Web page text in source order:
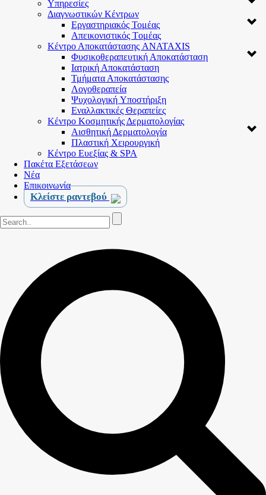
Υπηρεσίες
Διαγνωστικών Κέντρων
Εργαστηριακός Τομέας
Απεικονιστικός Tομέας
Κέντρο Αποκατάστασης ANATAXIS
Φυσικοθεραπευτική Αποκατάσταση
Ιατρική Αποκατάσταση
Τμήματα Αποκατάστασης
Λογοθεραπεία
Ψυχολογική Yποστήριξη
Εναλλακτικές Θεραπείες
Κέντρο Κοσμητικής Δερματολογίας
Αισθητική Δερματολογία
Πλαστική Χειρουργική
Κέντρο Ευεξίας & SPA
Πακέτα Εξετάσεων
Νέα
Επικοινωνία
Κλείστε ραντεβού